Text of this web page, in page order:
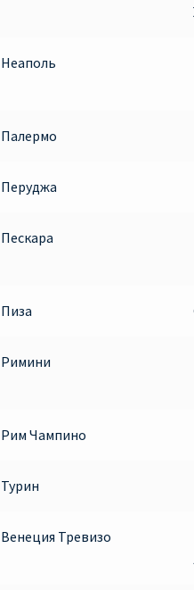
Неаполь
Палермо
Перуджа
Пескара
Пиза
Римини
Рим Чампино
Турин
Венеция Тревизо